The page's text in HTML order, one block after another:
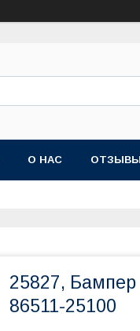
О НАС ОТЗЫВЫ
25827,
86511-25100